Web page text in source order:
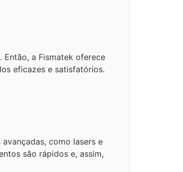
Então, a Fismatek oferece
eficazes e satisfatórios.
como lasers e
são rápidos e, assim,